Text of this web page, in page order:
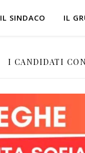
IL SINDACO IL
I CANDIDATI